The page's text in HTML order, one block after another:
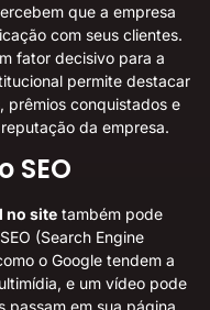
que a empresa
com seus clientes.
fator decisivo para a
permite destacar
prêmios conquistados e
da empresa.
SEO
no site também pode
(Search Engine
o Google tendem a
e um vídeo pode
em sua página,